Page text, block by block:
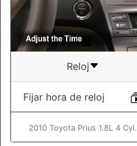
Reloj
Fijar hora de reloj
2010 Toyota Prius 1.8L 4 Cyl.